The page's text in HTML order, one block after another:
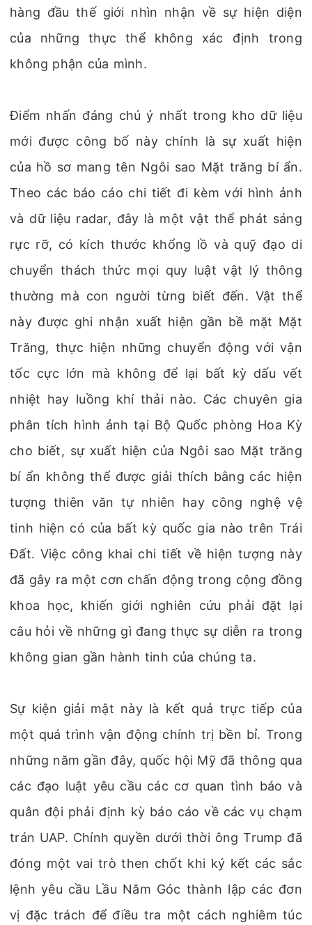
hàng đầu thế giới nhìn nhận về sự hiện diện
của những thực thể không xác định trong
không phận của mình.
Điểm nhấn đáng chú ý nhất trong kho dữ liệu
mới được công bố này chính là sự xuất hiện
của hồ sơ mang tên Ngôi sao Mặt trăng bí ẩn.
Theo các báo cáo chi tiết đi kèm với hình ảnh
và dữ liệu radar, đây là một vật thể phát sáng
rực rỡ, có kích thước khổng lồ và quỹ đạo di
chuyển thách thức mọi quy luật vật lý thông
thường mà con người từng biết đến. Vật thể
này được ghi nhận xuất hiện gần bề mặt Mặt
Trăng, thực hiện những chuyển động với vận
tốc cực lớn mà không để lại bất kỳ dấu vết
nhiệt hay luồng khí thải nào. Các chuyên gia
phân tích hình ảnh tại Bộ Quốc phòng Hoa Kỳ
cho biết, sự xuất hiện của Ngôi sao Mặt trăng
bí ẩn không thể được giải thích bằng các hiện
tượng thiên văn tự nhiên hay công nghệ vệ
tinh hiện có của bất kỳ quốc gia nào trên Trái
Đất. Việc công khai chi tiết về hiện tượng này
đã gây ra một cơn chấn động trong cộng đồng
khoa học, khiến giới nghiên cứu phải đặt lại
câu hỏi về những gì đang thực sự diễn ra trong
không gian gần hành tinh của chúng ta.
Sự kiện giải mật này là kết quả trực tiếp của
một quá trình vận động chính trị bền bỉ. Trong
những năm gần đây, quốc hội Mỹ đã thông qua
các đạo luật yêu cầu các cơ quan tình báo và
quân đội phải định kỳ báo cáo về các vụ chạm
trán UAP. Chính quyền dưới thời ông Trump đã
đóng một vai trò then chốt khi ký kết các sắc
lệnh yêu cầu Lầu Năm Góc thành lập các đơn
vị đặc trách để điều tra một cách nghiêm túc